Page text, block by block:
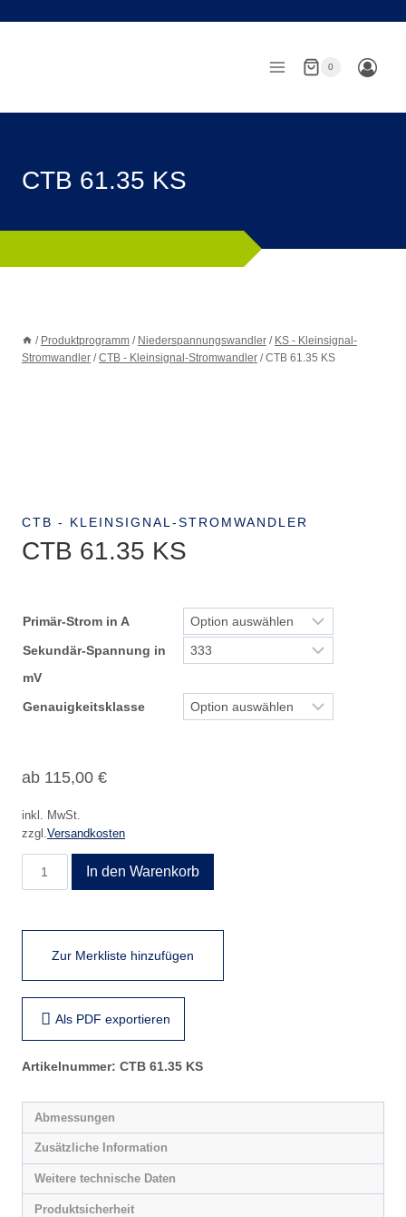
0
CTB 61.35 KS
/ Produktprogramm / Niederspannungswandler / KS - Kleinsignal-
Stromwandler / CTB - Kleinsignal-Stromwandler / CTB 61.35 KS
CTB - KLEINSIGNAL-STROMWANDLER
CTB 61.35 KS
Primär-Strom in A
Sekundär-Spannung in
mV
Genauigkeitsklasse
ab 115,00 €
inkl. MwSt.
zzgl.Versandkosten
In den Warenkorb
Zur Merkliste hinzufügen
Als PDF exportieren
Artikelnummer: CTB 61.35 KS
Abmessungen
Zusätzliche Information
Weitere technische Daten
Produktsicherheit